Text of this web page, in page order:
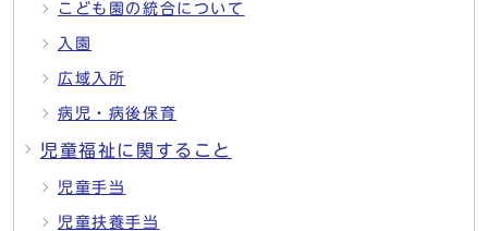
こども園の統合について
入園
広域入所
病児・病後保育
児童福祉に関すること
児童手当
児童扶養手当